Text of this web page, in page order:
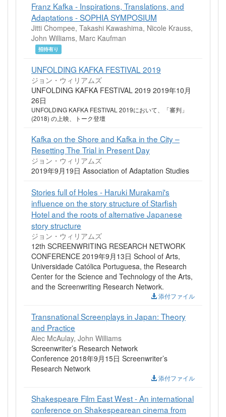
Franz Kafka - Inspirations, Translations, and
Adaptations - SOPHIA SYMPOSIUM
Jitti Chompee, Takashi Kawashima, Nicole Krauss,
John Williams, Marc Kaufman
招待有り
UNFOLDING KAFKA FESTIVAL 2019
ジョン・ウィリアムズ
UNFOLDING KAFKA FESTIVAL 2019 2019年10月
26日
UNFOLDING KAFKA FESTIVAL 2019において、「審判」
(2018) の上映、トーク登壇
Kafka on the Shore and Kafka in the City –
Resetting The Trial in Present Day
ジョン・ウィリアムズ
2019年9月19日 Association of Adaptation Studies
Stories full of Holes - Haruki Murakami's
influence on the story structure of Starfish
Hotel and the roots of alternative Japanese
story structure
ジョン・ウィリアムズ
12th SCREENWRITING RESEARCH NETWORK
CONFERENCE 2019年9月13日 School of Arts,
Universidade Católica Portuguesa, the Research
Center for the Science and Technology of the Arts,
and the Screenwriting Research Network.
添付ファイル
Transnational Screenplays in Japan: Theory
and Practice
Alec McAulay, John Williams
Screenwriter’s Research Network
Conference 2018年9月15日 Screenwriter’s
Research Network
添付ファイル
Shakespeare Film East West - An international
conference on Shakespearean cinema from